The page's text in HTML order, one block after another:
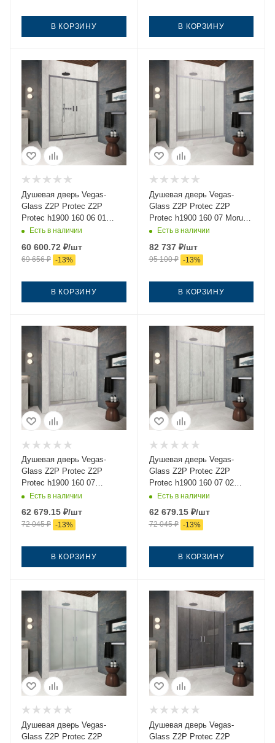
В КОРЗИНУ В КОРЗИНУ
Душевая дверь Vegas-
Glass Z2P Protec Z2P
Protec h1900 160 06 01
160х190 стекло прозрачное
Есть в наличии
60 600.72 ₽/шт
69 656₽ -13%
В КОРЗИНУ
Душевая дверь Vegas-
Glass Z2P Protec Z2P
Protec h1900 160 07 Moru
160х190 стекло рифленое
Есть в наличии
82 737₽/шт
95 100₽ -13%
В КОРЗИНУ
Душевая дверь Vegas-
Glass Z2P Protec Z2P
Protec h1900 160 07
crystalvision 160х190
стекло прозрачное
профиль хром
Есть в наличии
62 679.15 ₽/шт
72 045₽ -13%
В КОРЗИНУ
Душевая дверь Vegas-
Glass Z2P Protec Z2P
Protec h1900 160 07 02
160х190 стекло рифленое
профиль хром
Есть в наличии
62 679.15₽/шт
72 045₽ -13%
В КОРЗИНУ
Душевая дверь Vegas-
Glass Z2P Protec Z2P
Душевая дверь Vegas-
Glass Z2P Protec Z2P